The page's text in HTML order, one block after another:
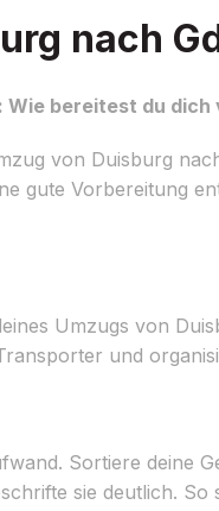
nach
Wie bereitest du dich
von Duisburg
gute Vorbereitung
Umzugs von
und
Sortiere deine
sie deutlich.